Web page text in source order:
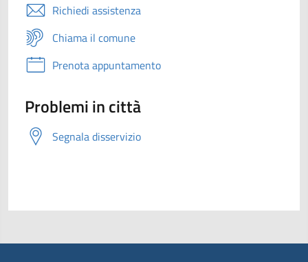
Richiedi assistenza
Chiama il comune
Prenota appuntamento
Problemi in città
Segnala disservizio